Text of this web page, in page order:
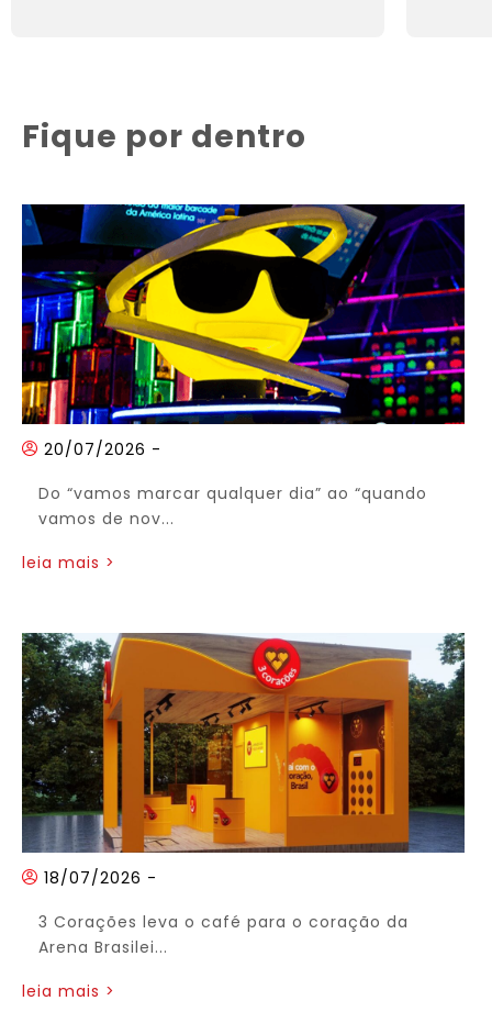
Fique por dentro
20/07/2026 -
Do “vamos marcar qualquer dia” ao “quando
vamos de nov...
leia mais >
18/07/2026 -
3 Corações leva o café para o coração da
Arena Brasilei...
leia mais >